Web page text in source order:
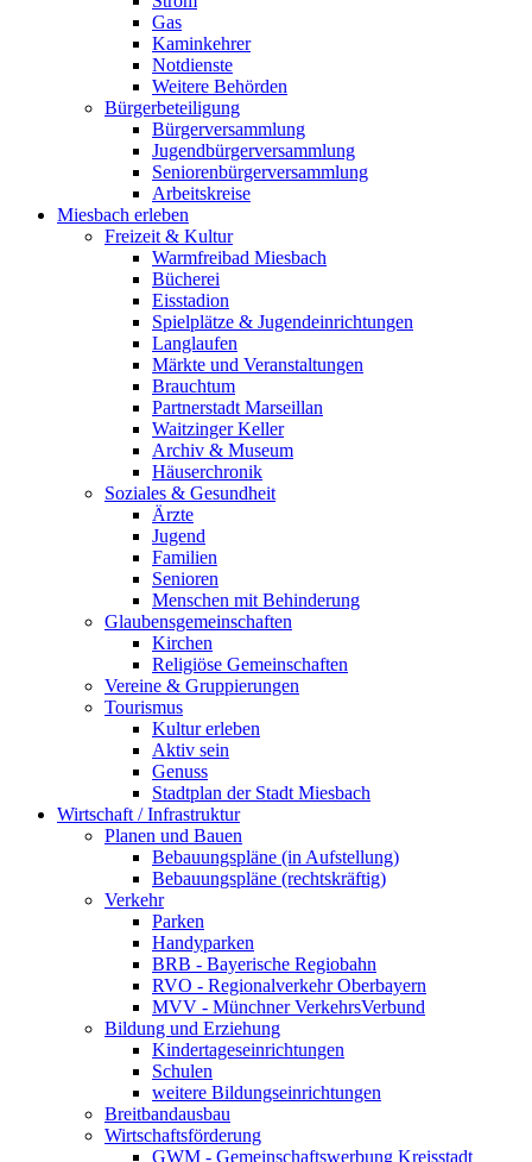
Gas
Kaminkehrer
Notdienste
Weitere Behörden
Bürgerbeteiligung
Bürgerversammlung
Jugendbürgerversammlung
Seniorenbürgerversammlung
Arbeitskreise
Miesbach erleben
Freizeit & Kultur
Warmfreibad Miesbach
Bücherei
Eisstadion
Spielplätze & Jugendeinrichtungen
Langlaufen
Märkte und Veranstaltungen
Brauchtum
Partnerstadt Marseillan
Waitzinger Keller
Archiv & Museum
Häuserchronik
Soziales & Gesundheit
Ärzte
Jugend
Familien
Senioren
Menschen mit Behinderung
Glaubensgemeinschaften
Kirchen
Religiöse Gemeinschaften
Vereine & Gruppierungen
Tourismus
Kultur erleben
Aktiv sein
Genuss
Stadtplan der Stadt Miesbach
Wirtschaft / Infrastruktur
Planen und Bauen
Bebauungspläne (in Aufstellung)
Bebauungspläne (rechtskräftig)
Verkehr
Parken
Handyparken
BRB - Bayerische Regiobahn
RVO - Regionalverkehr Oberbayern
MVV - Münchner VerkehrsVerbund
Bildung und Erziehung
Kindertageseinrichtungen
Schulen
weitere Bildungseinrichtungen
Breitbandausbau
Wirtschaftsförderung
GWM - Gemeinschaftswerbung Kreisstadt